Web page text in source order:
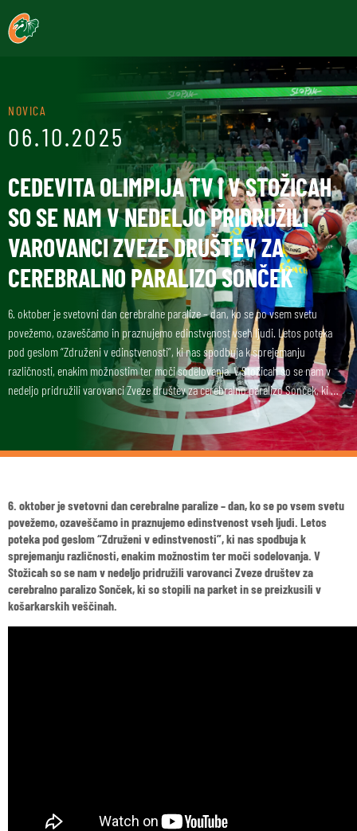
NOVICA
06.10.2025
CEDEVITA OLIMPIJA TV | V STOŽICAH
SO SE NAM V NEDELJO PRIDRUŽILI
VAROVANCI ZVEZE DRUŠTEV ZA
CEREBRALNO PARALIZO SONČEK
6. oktober je svetovni dan cerebralne paralize – dan, ko se po vsem svetu
povežemo, ozaveščamo in praznujemo edinstvenost vseh ljudi. Letos poteka
pod geslom “Združeni v edinstvenosti”, ki nas spodbuja k sprejemanju
različnosti, enakim možnostim ter moči sodelovanja. V Stožicah so se nam v
nedeljo pridružili varovanci Zveze društev za cerebralno paralizo Sonček, ki …
6. oktober je svetovni dan cerebralne paralize – dan, ko se po vsem svetu
povežemo, ozaveščamo in praznujemo edinstvenost vseh ljudi. Letos
poteka pod geslom “Združeni v edinstvenosti”, ki nas spodbuja k
sprejemanju različnosti, enakim možnostim ter moči sodelovanja. V
Stožicah so se nam v nedeljo pridružili varovanci Zveze društev za
cerebralno paralizo Sonček, ki so stopili na parket in se preizkusili v
košarkarskih veščinah.